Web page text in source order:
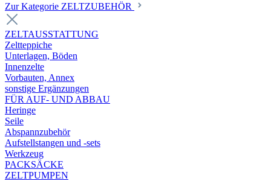
Zur Kategorie ZELTZUBEHÖR
ZELTAUSSTATTUNG
Zeltteppiche
Unterlagen, Böden
Innenzelte
Vorbauten, Annex
sonstige Ergänzungen
FÜR AUF- UND ABBAU
Heringe
Seile
Abspannzubehör
Aufstellstangen und -sets
Werkzeug
PACKSÄCKE
ZELTPUMPEN